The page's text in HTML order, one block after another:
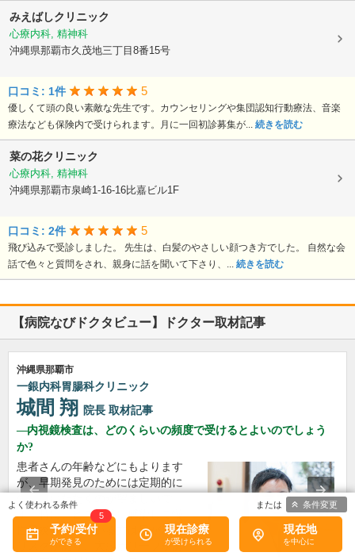
みえばしクリニック
心療内科, 精神科
沖縄県那覇市久茂地三丁目8番15号
口コミ: 1件 5
優しくて頭の良い素敵な先生です。カウンセリングや集団認知行動療法、音楽
療法なども保険内で受けられます。月に一回初診募集が... 続きを読む
菜の花クリニック
心療内科, 精神科
沖縄県那覇市泉崎1-16-16比嘉ビル1F
口コミ: 2件 5
飛び込みで受診しました。 先生は、白髪のやさしい顔つき方でした。 自然な会
話で色々と質問をされ、親身に話を聞いて下さり、... 続きを読む
【病院なびドクタビュー】ドクター取材記事
沖縄県那覇市
一銀内科胃腸科クリニック
城間 翔 院長 取材記事
内視鏡検査は、どのくらいの頻度で受けるとよいのでしょう
か?
患者さんの年齢などにもよります
が、早期発見のためには定期的に
受けていただくのが望ましいで
す。特に、ピロリ菌に感染して慢
性胃炎を煩っている方は胃がんの
リスクがあり、大腸ポリープがあ
予約/受付
5
現在診療 現在地
条件変更